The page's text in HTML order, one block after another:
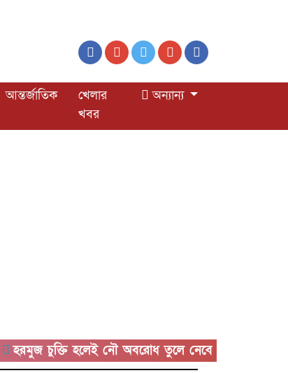
আন্তর্জাতিক
খেলার
খবর
অন্যান্য
হরমুজ চুক্তি হলেই নৌ অবরোধ তুলে নেবে যুক্তরাষ্ট্র